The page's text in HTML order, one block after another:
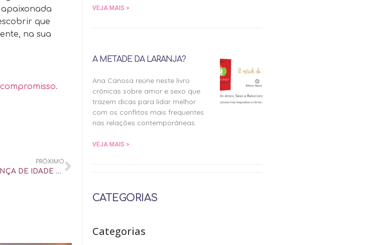
que
na sua
PRÓXIMO
RAFAEL TEM 53, ANA 25: DIFERENÇA DE IDADE É CERTEZA DE FRACASSO DA RELAÇÃO? – UOL UNIVERSA
VEJA MAIS >
A METADE DA LARANJA?
Ana Canosa reúne neste livro
crônicas sobre amor e sexo que
trazem dicas para lidar melhor
com os conflitos mais frequentes
nas relações contemporâneas.
VEJA MAIS >
CATEGORIAS
Categorias